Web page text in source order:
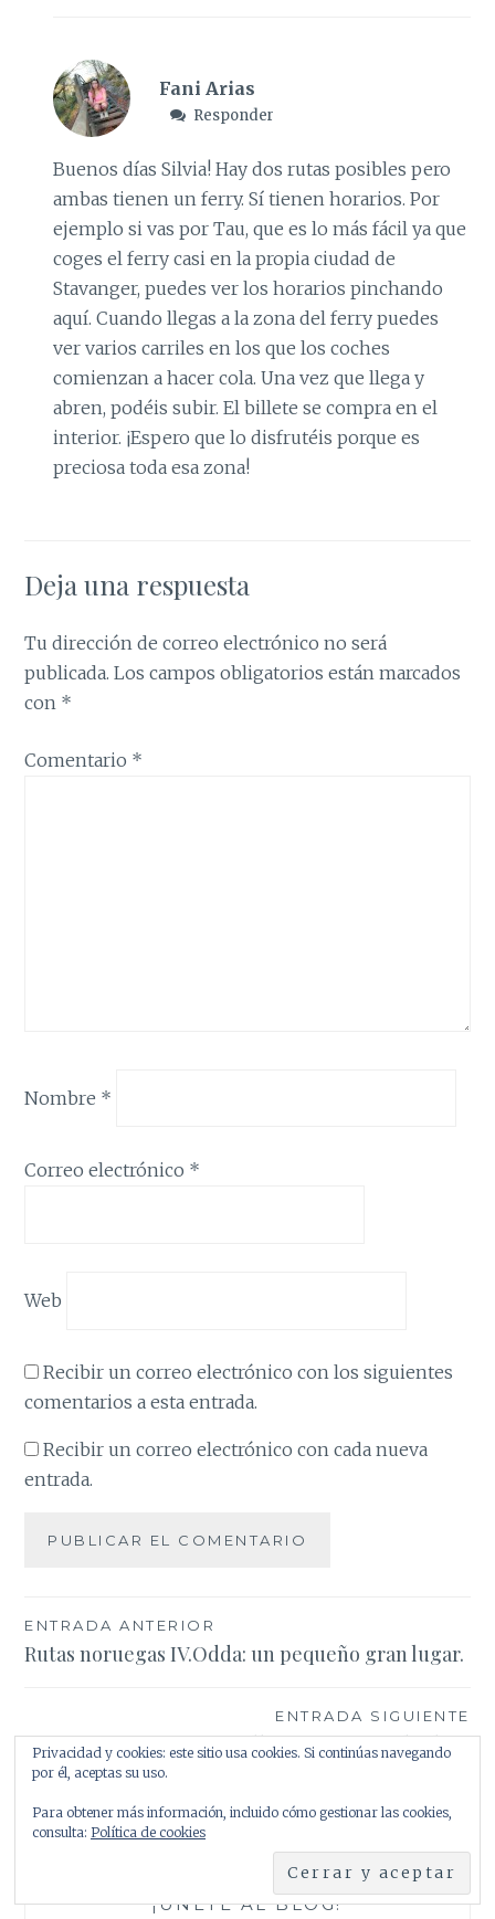
Fani Arias
Responder
Buenos días Silvia! Hay dos rutas posibles pero
ambas tienen un ferry. Sí tienen horarios. Por
ejemplo si vas por Tau, que es lo más fácil ya que
coges el ferry casi en la propia ciudad de
Stavanger, puedes ver los horarios pinchando
aquí. Cuando llegas a la zona del ferry puedes
ver varios carriles en los que los coches
comienzan a hacer cola. Una vez que llega y
abren, podéis subir. El billete se compra en el
interior. ¡Espero que lo disfrutéis porque es
preciosa toda esa zona!
Deja una respuesta
Tu dirección de correo electrónico no será
publicada. Los campos obligatorios están marcados
con *
Comentario *
Nombre *
Correo electrónico *
Web
Recibir un correo electrónico con los siguientes
comentarios a esta entrada.
Recibir un correo electrónico con cada nueva
entrada.
Navegación
de
ENTRADA ANTERIOR
Rutas noruegas IV.Odda: un pequeño gran lugar.
ENTRADA SIGUIENTE
Rutas Noruegas III. Trolltunga. Los fiordos bajo
¡ÚNETE AL BLOG!
Privacidad y cookies: este sitio usa cookies. Si continúas navegando
por él, aceptas su uso.
Para obtener más información, incluido cómo gestionar las cookies,
consulta: Política de cookies